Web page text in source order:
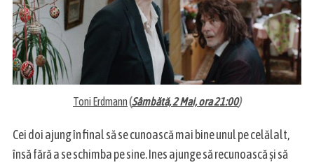
Toni Erdmann(Sâmbătă, 2 Mai, ora 21:00)
Cei doi ajung în final să se cunoască mai bine unul pe celălalt,
însă fără a se schimba pe sine. Ines ajunge să recunoască și să